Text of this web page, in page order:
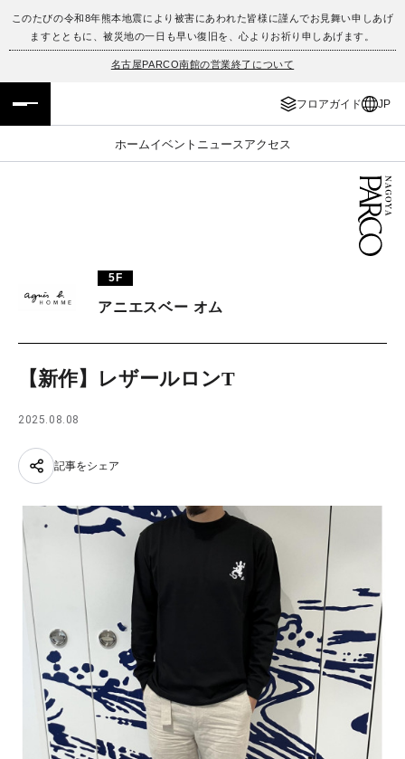
このたびの令和8年熊本地震により被害にあわれた皆様に謹んでお見舞い申しあげ
ますとともに、被災地の一日も早い復旧を、心よりお祈り申しあげます。
名古屋PARCO南館の営業終了について
フロアガイド JP
ホームイベント ニュース アクセス
フロアガイド
イベント・ポップアップ
TAX FREE
JP
ENGLISH
5F
アニエスベー オム
【新作】レザールロンT
2025.08.08
記事をシェア